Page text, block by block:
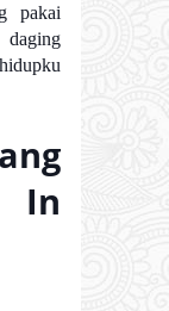
pakai
daging